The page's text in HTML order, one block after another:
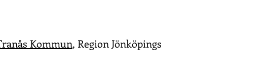
Kommun, Region Jönköpings